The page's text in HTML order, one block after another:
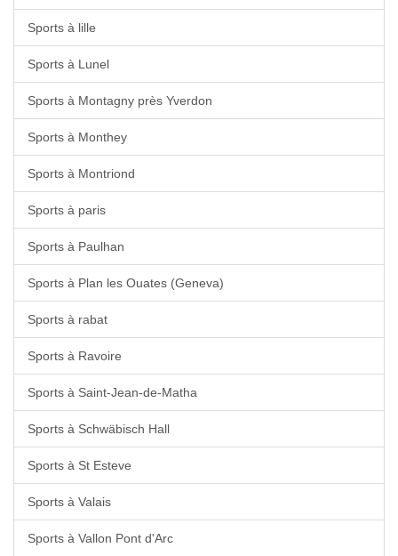
Sports à lille
Sports à Lunel
Sports à Montagny près Yverdon
Sports à Monthey
Sports à Montriond
Sports à paris
Sports à Paulhan
Sports à Plan les Ouates (Geneva)
Sports à rabat
Sports à Ravoire
Sports à Saint-Jean-de-Matha
Sports à Schwäbisch Hall
Sports à St Esteve
Sports à Valais
Sports à Vallon Pont d'Arc